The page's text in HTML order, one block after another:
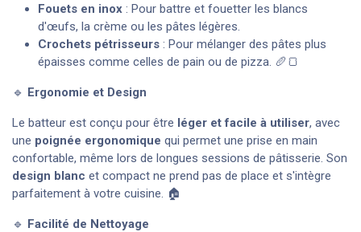
Fouets en inox : Pour battre et fouetter les blancs
d'œufs, la crème ou les pâtes légères.
Crochets pétrisseurs : Pour mélanger des pâtes plus
épaisses comme celles de pain ou de pizza. 🥖🍞
🔹 Ergonomie et Design
Le batteur est conçu pour être léger et facile à utiliser, avec
une poignée ergonomique qui permet une prise en main
confortable, même lors de longues sessions de pâtisserie. Son
design blanc et compact ne prend pas de place et s'intègre
parfaitement à votre cuisine. 🏠
🔹 Facilité de Nettoyage